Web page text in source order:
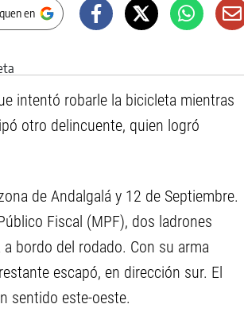
en
intentó robarle la bicicleta mientras
otro delincuente, quien logró
de Andalgalá y 12 de Septiembre.
Fiscal (MPF), dos ladrones
bordo del rodado. Con su arma
escapó, en dirección sur. El
sentido este-oeste.